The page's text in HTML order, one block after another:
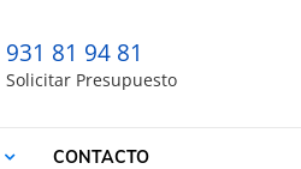
CONTACTO
931 81 94 81
Solicitar Presupuesto